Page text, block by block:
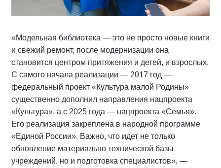
«Модельная библиотека — это не просто новые книги
и свежий ремонт, после модернизации она
становится центром притяжения и детей, и взрослых.
С самого начала реализации — 2017 год —
федеральный проект «Культура малой Родины»
существенно дополнил направления нацпроекта
«Культура», а с 2025 года — нацпроекта «Семья».
Его реализация закреплена в народной программе
«Единой России». Важно, что идет не только
обновление материально технической базы
учреждений, но и подготовка специалистов», —